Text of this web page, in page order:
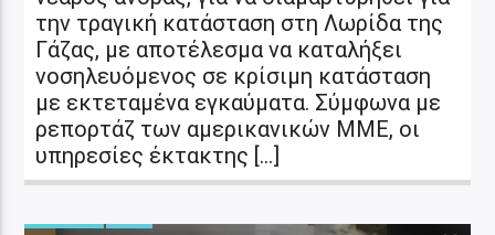
την τραγική κατάσταση στη Λωρίδα της
Γάζας, με αποτέλεσμα να καταλήξει
νοσηλευόμενος σε κρίσιμη κατάσταση
με εκτεταμένα εγκαύματα. Σύμφωνα με
ρεπορτάζ των αμερικανικών ΜΜΕ, οι
υπηρεσίες έκτακτης […]